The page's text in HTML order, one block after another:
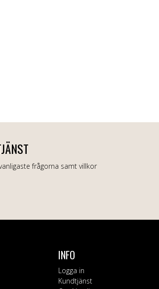
frågorna samt villkor
INFO
Logga in
Kundtjänst